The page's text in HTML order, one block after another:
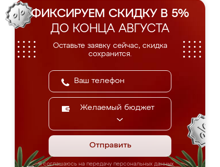
ФИКСИРУЕМ СКИДКУ В 5%
ДО КОНЦА АВГУСТА
Оставьте заявку сейчас, скидка
сохранится.
Желаемый бюджет
Отправить
Я соглашаюсь на передачу персональных данных